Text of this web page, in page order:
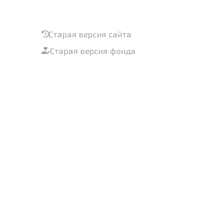
Старая версия сайта
Старая версия фонда